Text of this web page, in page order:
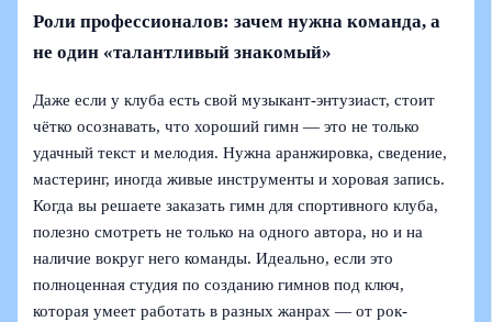
Роли профессионалов: зачем нужна команда, а
не один «талантливый знакомый»
Даже если у клуба есть свой музыкант-энтузиаст, стоит
чётко осознавать, что хороший гимн — это не только
удачный текст и мелодия. Нужна аранжировка, сведение,
мастеринг, иногда живые инструменты и хоровая запись.
Когда вы решаете заказать гимн для спортивного клуба,
полезно смотреть не только на одного автора, но и на
наличие вокруг него команды. Идеально, если это
полноценная студия по созданию гимнов под ключ,
которая умеет работать в разных жанрах — от рок-